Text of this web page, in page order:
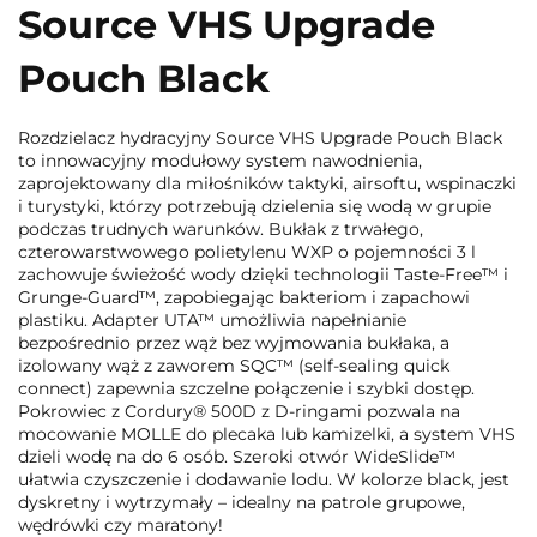
Source VHS Upgrade
Pouch Black
Rozdzielacz hydracyjny Source VHS Upgrade Pouch Black
to innowacyjny modułowy system nawodnienia,
zaprojektowany dla miłośników taktyki, airsoftu, wspinaczki
i turystyki, którzy potrzebują dzielenia się wodą w grupie
podczas trudnych warunków. Bukłak z trwałego,
czterowarstwowego polietylenu WXP o pojemności 3 l
zachowuje świeżość wody dzięki technologii Taste-Free™ i
Grunge-Guard™, zapobiegając bakteriom i zapachowi
plastiku. Adapter UTA™ umożliwia napełnianie
bezpośrednio przez wąż bez wyjmowania bukłaka, a
izolowany wąż z zaworem SQC™ (self-sealing quick
connect) zapewnia szczelne połączenie i szybki dostęp.
Pokrowiec z Cordury® 500D z D-ringami pozwala na
mocowanie MOLLE do plecaka lub kamizelki, a system VHS
dzieli wodę na do 6 osób. Szeroki otwór WideSlide™
ułatwia czyszczenie i dodawanie lodu. W kolorze black, jest
dyskretny i wytrzymały – idealny na patrole grupowe,
wędrówki czy maratony!